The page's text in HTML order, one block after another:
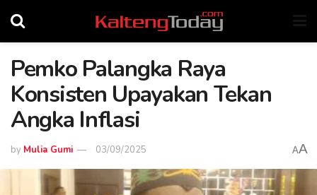
Pemko Palangka Raya
Konsisten Upayakan Tekan
Angka Inflasi
by Mulia Gumi 03/09/2025 AA